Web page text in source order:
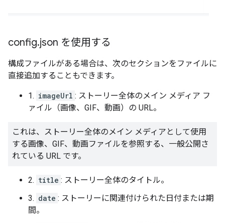
config.json を使用する
構成ファイルがある場合は、次のセクションをファイルに
直接追加することもできます。
1. imageUrl : ストーリー全体のメイン メディア フ
ァイル（画像、GIF、動画）の URL。
これは、ストーリー全体のメイン メディアとして使用
する画像、GIF、動画ファイルを参照する、一般公開さ
れている URL です。
2. title : ストーリー全体のタイトル。
3. date : ストーリーに関連付けられた日付または期
間。